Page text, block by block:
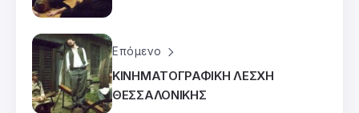
Επόμενο
ΚΙΝΗΜΑΤΟΓΡΑΦΙΚΗ ΛΕΣΧΗ
ΘΕΣΣΑΛΟΝΙΚΗΣ